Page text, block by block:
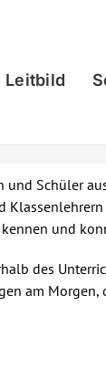
Leitbild
Schüler
und
des
am